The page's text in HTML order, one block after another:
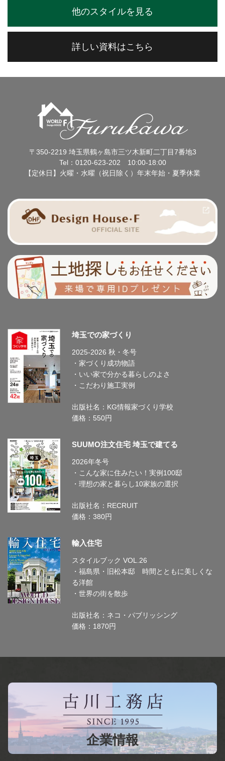
他のスタイルを見る
詳しい資料はこちら
〒350-2219 埼玉県鶴ヶ島市三ツ木新町二丁目7番地3
Tel：0120-623-202 10:00-18:00
【定休日】火曜・水曜（祝日除く）年末年始・夏季休業
埼玉での家づくり
2025-2026 秋・冬号
・家づくり成功物語
・いい家で分かる暮らしのよさ
・こだわり施工実例
出版社名：KG情報家づくり学校
価格：550円
SUUMO注文住宅 埼玉で建てる
2026年冬号
・こんな家に住みたい！実例100邸
・理想の家と暮らし10家族の選択
出版社名：RECRUIT
価格：380円
輸入住宅
スタイルブック VOL.26
・福島県・旧松本邸 時間とともに美しくな
る洋館
・世界の街を散歩
出版社名：ネコ・パブリッシング
価格：1870円
企業情報